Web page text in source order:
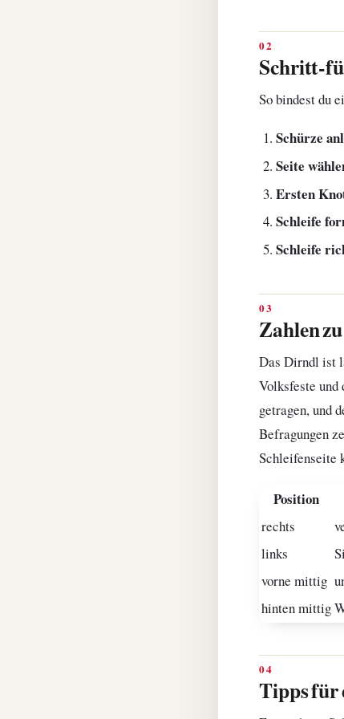
Schritt-
So bindest du
Schürze
Seite
Ersten
Schleife
Schleife
Zahlen
Das Dirndl ist
Volksfeste und
getragen, und
Befragungen
Schleifenseite
Position
rechts
links
vorne mittig
hinten mittig
Tipps für